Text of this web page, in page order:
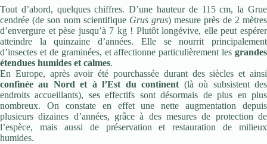
Tout d’abord, quelques chiffres. D’une hauteur de 115 cm, la Grue
cendrée (de son nom scientifique Grus grus) mesure près de 2 mètres
d’envergure et pèse jusqu’à 7 kg ! Plutôt longévive, elle peut espérer
atteindre la quinzaine d’années. Elle se nourrit principalement
d’insectes et de graminées, et affectionne particulièrement les grandes
étendues humides et calmes.
En Europe, après avoir été pourchassée durant des siècles et ainsi
confinée au Nord et à l’Est du continent(là où subsistent des
endroits accueillants), ses effectifs sont désormais de plus en plus
nombreux. On constate en effet une nette augmentation depuis
plusieurs dizaines d’années, grâce à des mesures de protection de
l’espèce, mais aussi de préservation et restauration de milieux
humides.